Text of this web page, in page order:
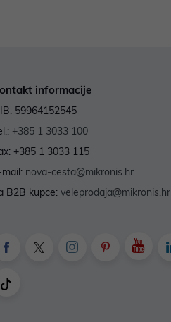
informacije
59964152545
+385 1 3033 100
+385 1 3033 115
mail: nova-cesta@mikronis.hr
B2B kupce: veleprodaja@mikronis.hr